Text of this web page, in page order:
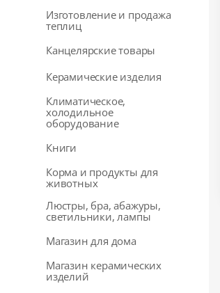
Изготовление и продажа
теплиц
Канцелярские товары
Керамические изделия
Климатическое,
холодильное
оборудование
Книги
Корма и продукты для
животных
Люстры, бра, абажуры,
светильники, лампы
Магазин для дома
Магазин керамических
изделий